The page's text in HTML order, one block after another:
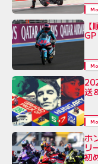
送
ホ
リ
初